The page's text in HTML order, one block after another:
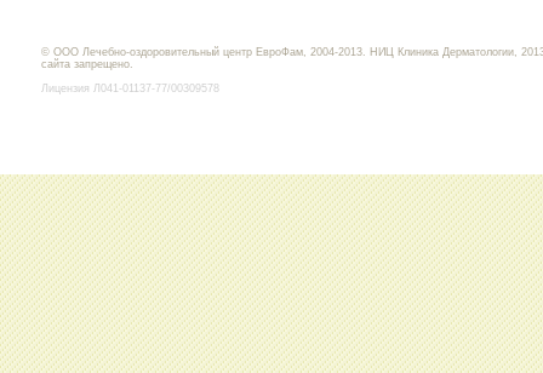
© ООО Лечебно-оздоровительный центр ЕвроФам, 2004-2013. НИЦ Клиника Дерматологии,
сайта запрещено.
Лицензия Л041-01137-77/00309578